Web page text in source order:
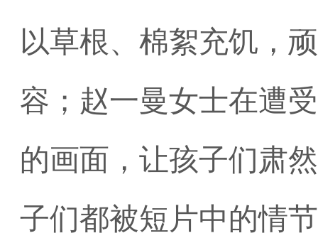
以草根、棉絮充饥，
容；赵一曼女士在遭
的画面，让孩子们肃
子们都被短片中的情